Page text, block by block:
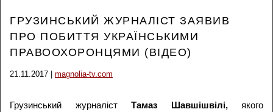
ГРУЗИНСЬКИЙ ЖУРНАЛІСТ ЗАЯВИВ
ПРО ПОБИТТЯ УКРАЇНСЬКИМИ
ПРАВООХОРОНЦЯМИ (ВІДЕО)
21.11.2017 | magnolia-tv.com
Грузинський журналіст Тамаз Шавшішвілі,якого